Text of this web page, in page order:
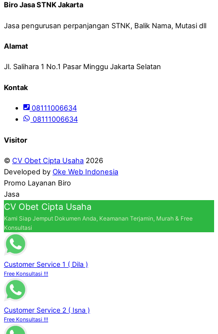
Biro Jasa STNK Jakarta
Jasa pengurusan perpanjangan STNK, Balik Nama, Mutasi dll
Alamat
Jl. Salihara 1 No.1 Pasar Minggu Jakarta Selatan
Kontak
08111006634
08111006634
Visitor
© CV Obet Cipta Usaha 2026
Developed by Oke Web Indonesia
Promo Layanan Biro
Jasa
CV Obet Cipta Usaha
Kami Siap Jemput Dokumen Anda, Keamanan Terjamin, Murah & Free
Konsultasi
Customer Service 1 ( Dila )
Free Konsultasi !!!
Customer Service 2 ( Isna )
Free Konsultasi !!!